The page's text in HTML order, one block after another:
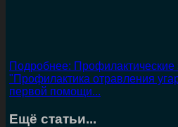
Подробнее: Профилактические
"Профилактика отравления
первой помощи...
Ещё статьи...